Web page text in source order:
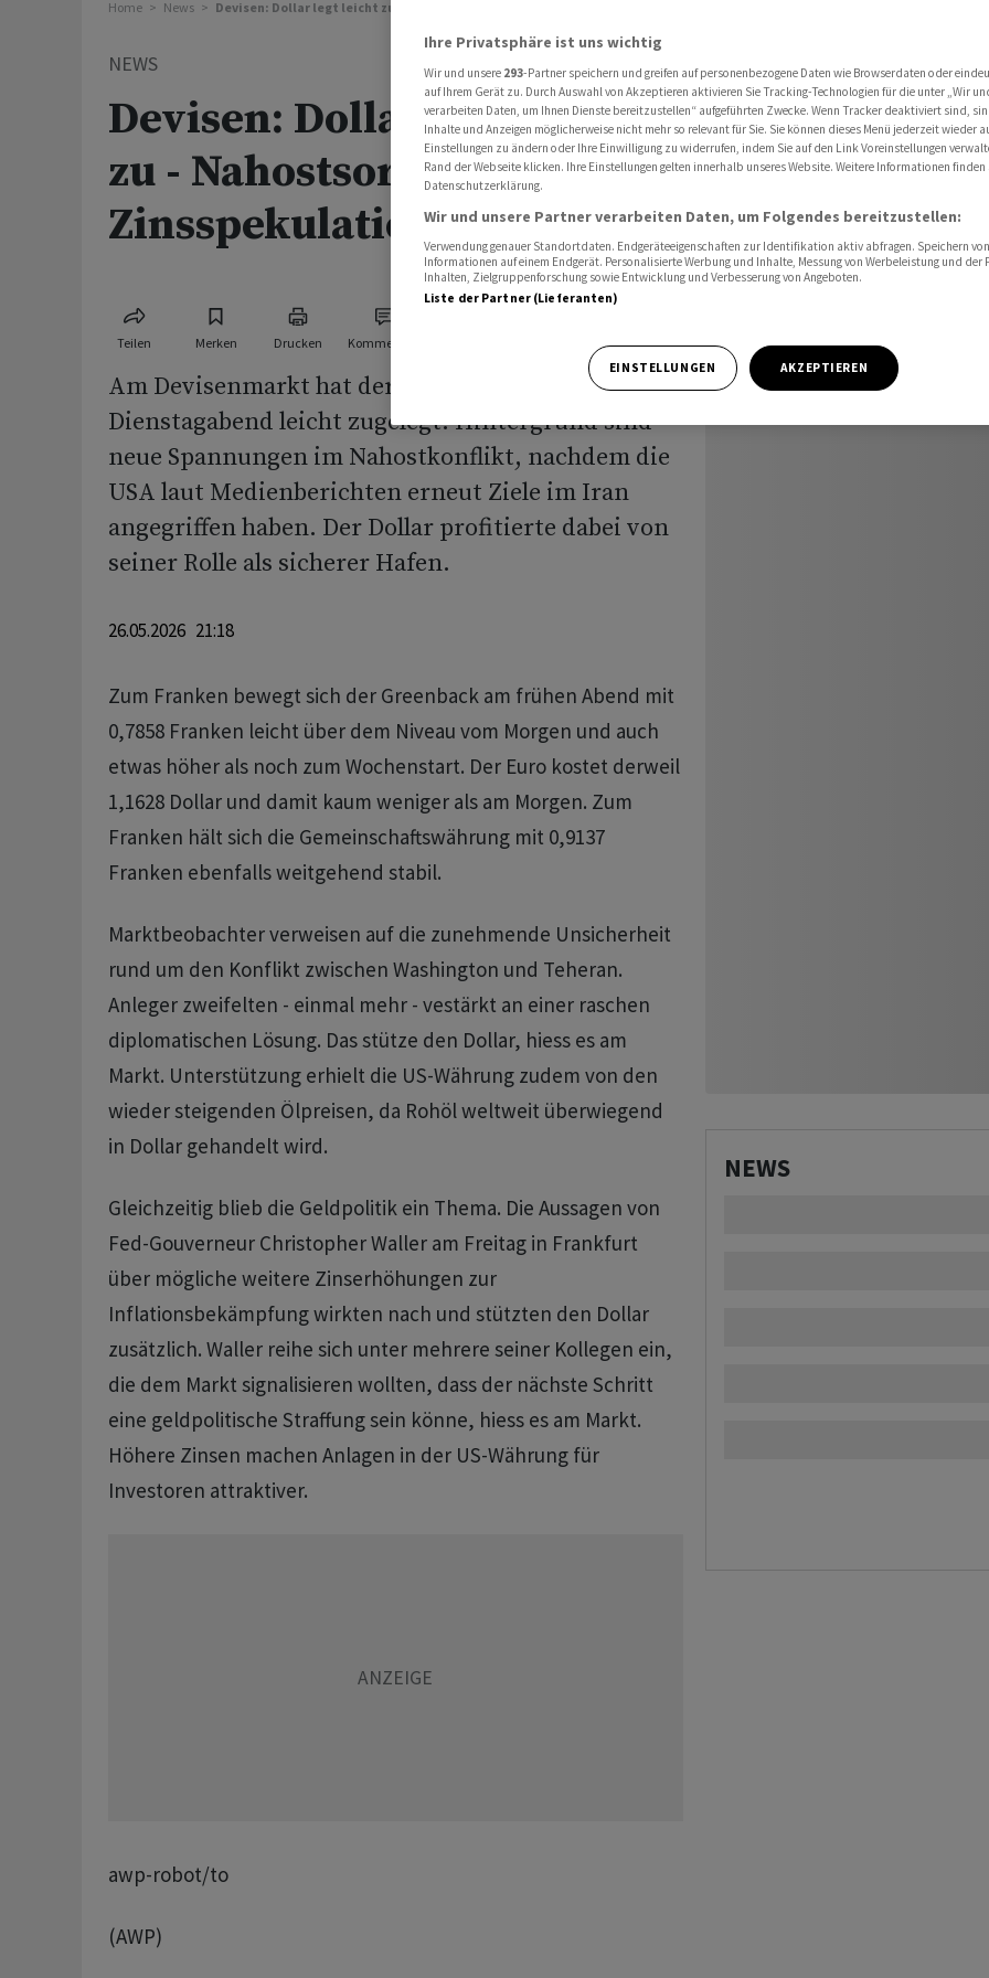
Home News Devisen: Dollar legt leicht zu - Nahostsorgen und Zinsspekulationen stützen
NEWS
Devisen: Dollar legt leicht
zu - Nahostsorgen und
Zinsspekulationen stützen
Teilen Merken Drucken Kommentare
Am Devisenmarkt hat der US-Dollar am
Dienstagabend leicht zugelegt. Hintergrund sind
neue Spannungen im Nahostkonflikt, nachdem die
USA laut Medienberichten erneut Ziele im Iran
angegriffen haben. Der Dollar profitierte dabei von
seiner Rolle als sicherer Hafen.
26.05.2026 21:18
Zum Franken bewegt sich der Greenback am frühen Abend mit
0,7858 Franken leicht über dem Niveau vom Morgen und auch
etwas höher als noch zum Wochenstart. Der Euro kostet derweil
1,1628 Dollar und damit kaum weniger als am Morgen. Zum
Franken hält sich die Gemeinschaftswährung mit 0,9137
Franken ebenfalls weitgehend stabil.
Marktbeobachter verweisen auf die zunehmende Unsicherheit
rund um den Konflikt zwischen Washington und Teheran.
Anleger zweifelten - einmal mehr - vestärkt an einer raschen
diplomatischen Lösung. Das stütze den Dollar, hiess es am
Markt. Unterstützung erhielt die US-Währung zudem von den
wieder steigenden Ölpreisen, da Rohöl weltweit überwiegend
in Dollar gehandelt wird.
Gleichzeitig blieb die Geldpolitik ein Thema. Die Aussagen von
Fed-Gouverneur Christopher Waller am Freitag in Frankfurt
über mögliche weitere Zinserhöhungen zur
Inflationsbekämpfung wirkten nach und stützten den Dollar
zusätzlich. Waller reihe sich unter mehrere seiner Kollegen ein,
die dem Markt signalisieren wollten, dass der nächste Schritt
eine geldpolitische Straffung sein könne, hiess es am Markt.
Höhere Zinsen machen Anlagen in der US-Währung für
Investoren attraktiver.
awp-robot/to
(AWP)
NEWS
Ihre Privatsphäre ist uns wichtig
Wir und unsere 293-Partner speichern und greifen auf personenbezogene Daten wie Browserdaten oder
auf Ihrem Gerät zu. Durch Auswahl von Akzeptieren aktivieren Sie Tracking-Technologien für die unter „Wir
verarbeiten Daten, um Ihnen Dienste bereitzustellen“ aufgeführten Zwecke. Wenn Tracker deaktiviert sind,
Inhalte und Anzeigen möglicherweise nicht mehr so relevant für Sie. Sie können dieses Menü jederzeit wieder
Einstellungen zu ändern oder Ihre Einwilligung zu widerrufen, indem Sie auf den Link Voreinstellungen
Rand der Webseite klicken. Ihre Einstellungen gelten innerhalb unseres Website. Weitere Informationen finden
Datenschutzerklärung.
Wir und unsere Partner verarbeiten Daten, um Folgendes bereitzustellen:
Verwendung genauer Standortdaten. Endgeräteeigenschaften zur Identifikation aktiv abfragen. Speichern
Informationen auf einem Endgerät. Personalisierte Werbung und Inhalte, Messung von Werbeleistung und der
Inhalten, Zielgruppenforschung sowie Entwicklung und Verbesserung von Angeboten.
Liste der Partner (Lieferanten)
EINSTELLUNGEN AKZEPTIEREN